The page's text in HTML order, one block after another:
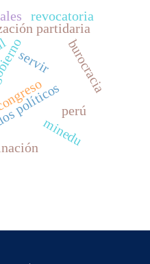
políticos
partidaria
servir burocracia
minedu
revocatoria
perú